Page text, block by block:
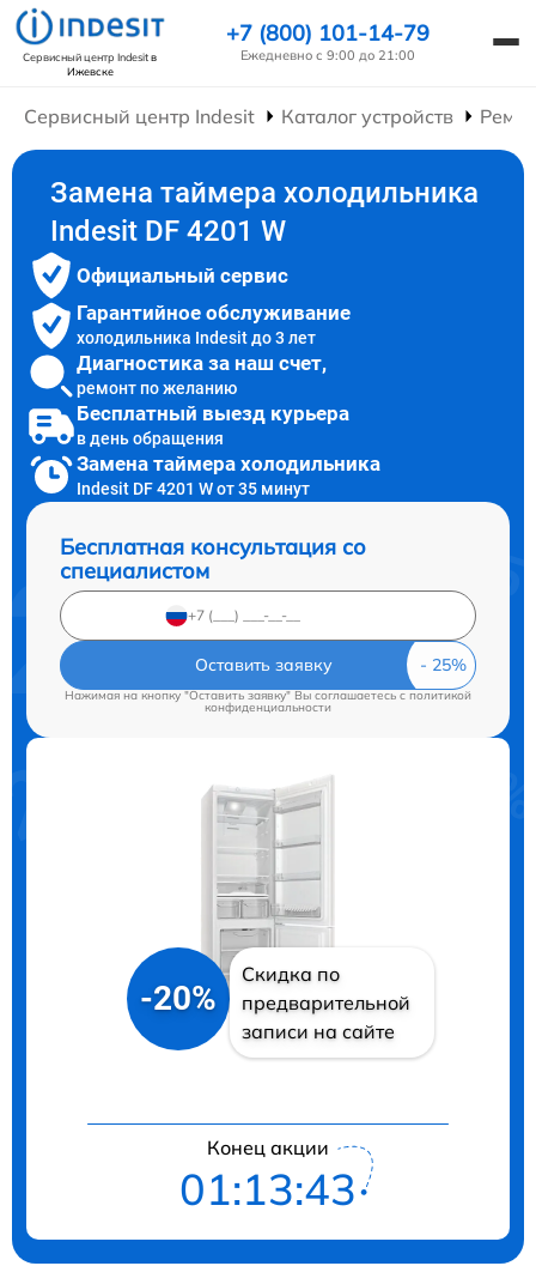
Сервисный центр Indesitв
Ижевске
+7 (800) 101-14-79
Ежедневно с 9:00 до 21:00
Сервисный центр Indesit Каталог устройств
Замена таймера холодильника
Indesit DF 4201 W
Официальный сервис
Гарантийное обслуживание
холодильника Indesit до 3 лет
Диагностика за наш счет,
ремонт по желанию
Бесплатный выезд курьера
в день обращения
Замена таймера холодильника
Indesit DF 4201 W от 35 минут
Бесплатная консультация со
специалистом
Оставить заявку
Нажимая на кнопку "Оставить заявку" Вы соглашаетесь cполитикой
конфиденциальности
-20%
Скидка по
предварительной
записи на сайте
Конец акции
01:13:42